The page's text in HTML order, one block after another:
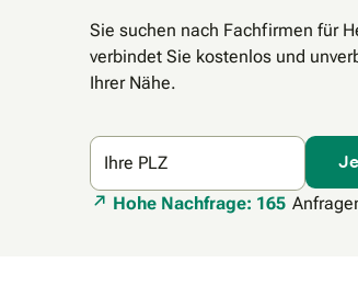
Sie suchen nach Fachfirmen für
verbindet Sie kostenlos und
Ihrer Nähe.
Ihre PLZ
Hohe Nachfrage: 165